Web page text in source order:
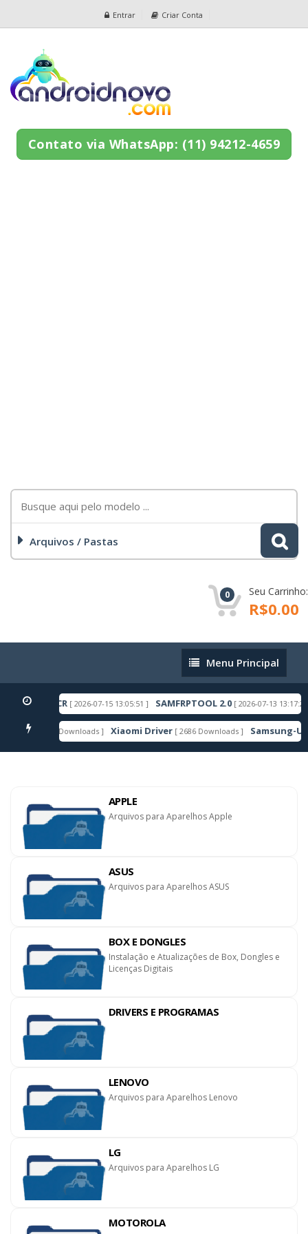
Entrar Criar Conta
Contato via WhatsApp: (11) 94212-4659
Arquivos / Pastas
0 Seu Carrinho:
R$0.00
Menu
Principal
Menu Principal
16 ACR [ 2026-07-15 13:05:51 ] SAMFRPTOOL 2.0 [ 2026-07-13 13:17:27 ]
[ 6606 Downloads ] Xiaomi Driver [ 2686 Downloads ] Samsung-
APPLE
Arquivos para Aparelhos Apple
ASUS
Arquivos para Aparelhos ASUS
BOX E DONGLES
Instalação e Atualizações de Box, Dongles e
Licenças Digitais
DRIVERS E PROGRAMAS
LENOVO
Arquivos para Aparelhos Lenovo
LG
Arquivos para Aparelhos LG
MOTOROLA